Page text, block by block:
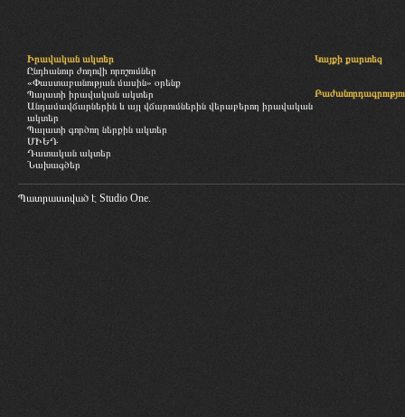
Իրավական ակտեր
Ընդհանուր ժողովի որոշումներ
«Փաստաբանության մասին» օրենք
Պալատի իրավական ակտեր
Անդամավճարներին և այլ վճարումներին վերաբերող իրավական
ակտեր
Պալատի գործող ներքին ակտեր
ՄԻԵԴ
Դատական ակտեր
Նախագծեր
Կայքի քարտեզ
Պատրաստված է Studio One.